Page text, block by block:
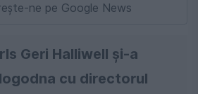
ne pe Google News
Geri Halliwell şi-a
cu directorul